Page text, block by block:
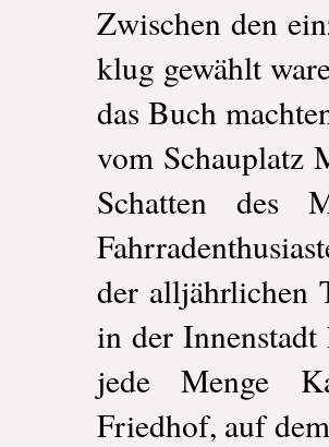
Zwischen den
klug gewählt
das Buch
vom Schauplatz
Schatten des
der alljährlichen
in der
jede Menge
Friedhof, auf